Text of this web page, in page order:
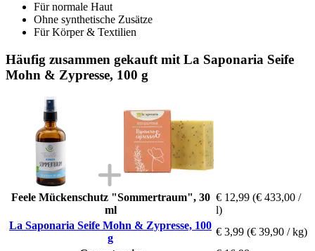
Für normale Haut
Ohne synthetische Zusätze
Für Körper & Textilien
Häufig zusammen gekauft mit La Saponaria Seife
Mohn & Zypresse, 100 g
Feele Mückenschutz "Sommertraum", 30
ml
€ 12,99 (€ 433,00 /
l)
La Saponaria Seife Mohn & Zypresse, 100
g
€ 3,99 (€ 39,90 / kg)